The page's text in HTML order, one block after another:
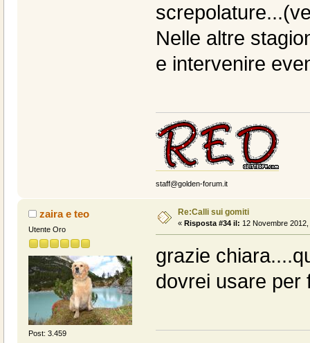
Nelle altre
e intervenire
staff@golden-forum.it
zaira e teo
Utente Oro
Post: 3.459
Re:Calli sui gomiti
« Risposta #34 il: 12 Novembre
grazie
dovrei usare per